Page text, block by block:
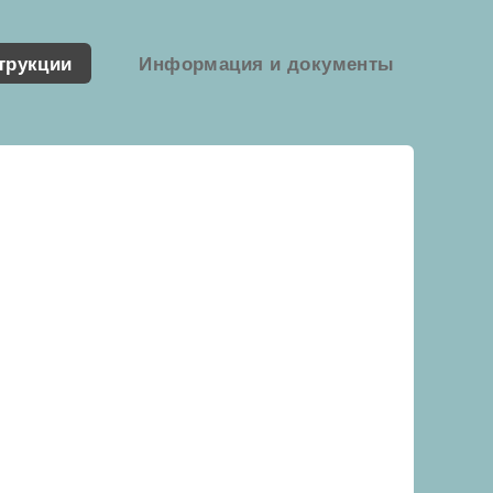
Информация и документы